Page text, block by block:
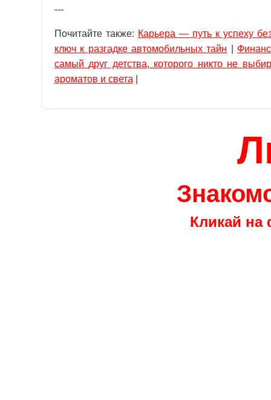
---
Почитайте также: Карьера — путь к успеху
ключ к разгадке автомобильных тайн
самый друг детства, которого никто не
ароматов и света
Кликай на